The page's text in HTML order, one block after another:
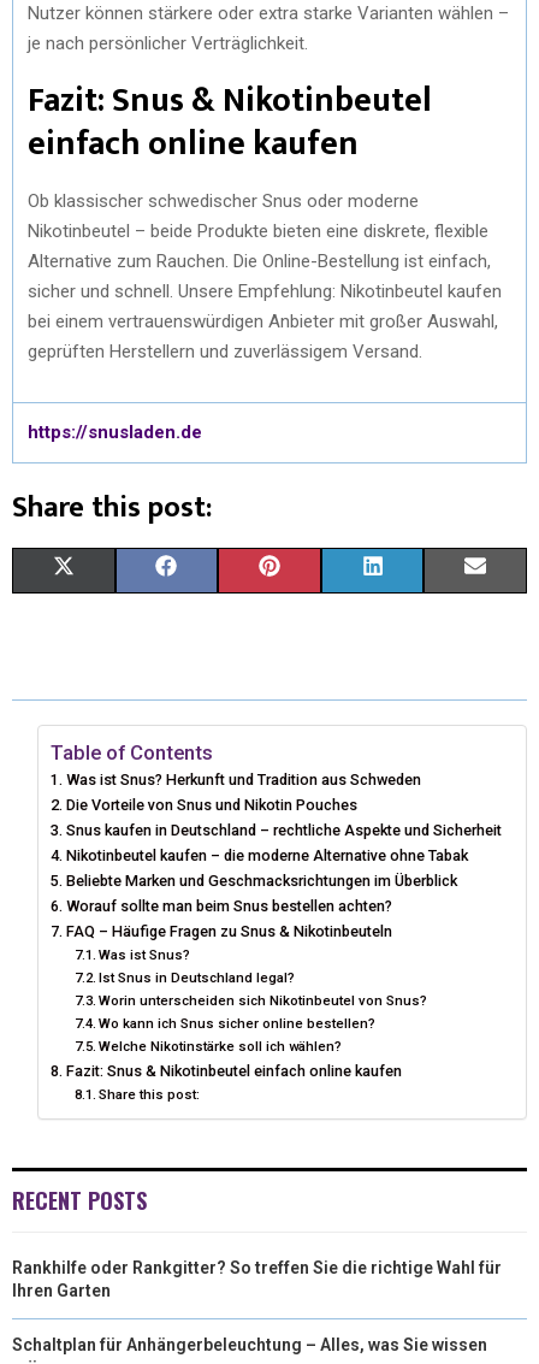
Nutzer können stärkere oder extra starke Varianten wählen –
je nach persönlicher Verträglichkeit.
Fazit: Snus & Nikotinbeutel
einfach online kaufen
Ob klassischer schwedischer Snus oder moderne
Nikotinbeutel – beide Produkte bieten eine diskrete, flexible
Alternative zum Rauchen. Die Online-Bestellung ist einfach,
sicher und schnell. Unsere Empfehlung: Nikotinbeutel kaufen
bei einem vertrauenswürdigen Anbieter mit großer Auswahl,
geprüften Herstellern und zuverlässigem Versand.
https://snusladen.de
Share this post:
W
I
T
T
E
R
)
E
B
O
O
K
T
R
E
S
T
K
D
I
N
I
Table of Contents
Was ist Snus? Herkunft und Tradition aus Schweden
Die Vorteile von Snus und Nikotin Pouches
Snus kaufen in Deutschland – rechtliche Aspekte und Sicherheit
Nikotinbeutel kaufen – die moderne Alternative ohne Tabak
Beliebte Marken und Geschmacksrichtungen im Überblick
Worauf sollte man beim Snus bestellen achten?
FAQ – Häufige Fragen zu Snus & Nikotinbeuteln
Was ist Snus?
Ist Snus in Deutschland legal?
Worin unterscheiden sich Nikotinbeutel von Snus?
Wo kann ich Snus sicher online bestellen?
Welche Nikotinstärke soll ich wählen?
Fazit: Snus & Nikotinbeutel einfach online kaufen
Share this post:
RECENT POSTS
Rankhilfe oder Rankgitter? So treffen Sie die richtige Wahl für
Ihren Garten
Schaltplan für Anhängerbeleuchtung – Alles, was Sie wissen